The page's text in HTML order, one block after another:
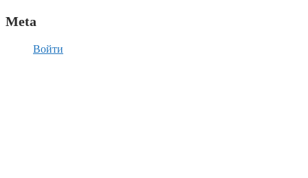
Meta
Войти